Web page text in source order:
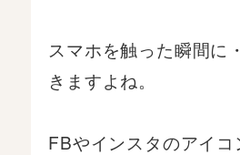
スマホを触った瞬間に
きますよね。
FBやインスタのアイコ